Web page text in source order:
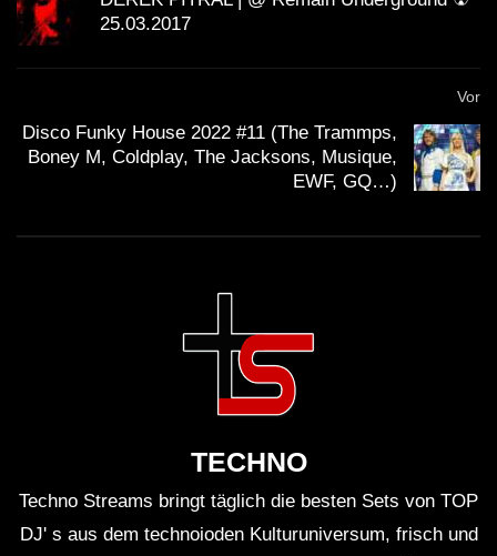
25.03.2017
Vor
Disco Funky House 2022 #11 (The Trammps,
Boney M, Coldplay, The Jacksons, Musique,
EWF, GQ…)
TECHNO
Techno Streams bringt täglich die besten Sets von TOP
DJ' s aus dem technoioden Kulturuniversum, frisch und